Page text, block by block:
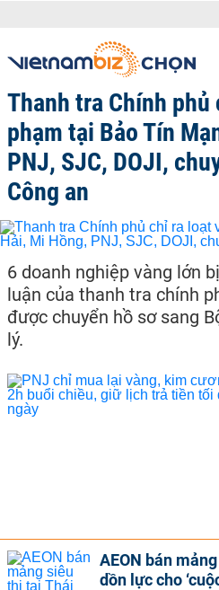
Thanh tra Chính
phạm tại Bảo Tín
PNJ, SJC, DOJI,
Công an
6 doanh nghiệp vàng lớn
luận của thanh tra chính
được chuyển hồ sơ sang
lý.
AEON bán
dồn lực cho